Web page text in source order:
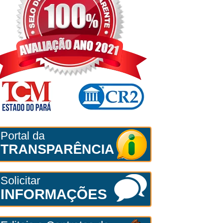
Portal da
TRANSPARÊNCIA
Solicitar
INFORMAÇÕES